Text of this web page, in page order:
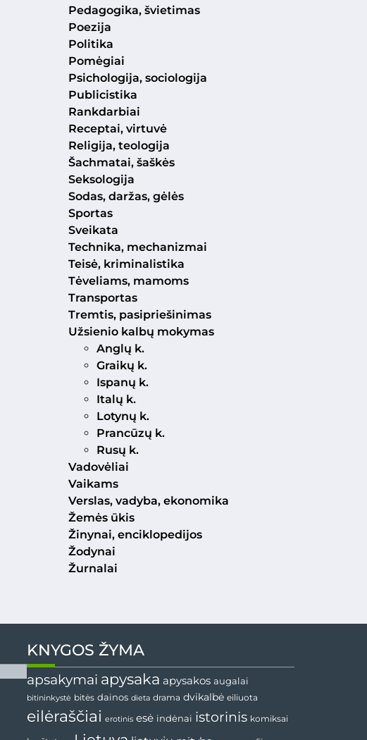
Pedagogika, švietimas
Poezija
Politika
Pomėgiai
Psichologija, sociologija
Publicistika
Rankdarbiai
Receptai, virtuvė
Religija, teologija
Šachmatai, šaškės
Seksologija
Sodas, daržas, gėlės
Sportas
Sveikata
Technika, mechanizmai
Teisė, kriminalistika
Tėveliams, mamoms
Transportas
Tremtis, pasipriešinimas
Užsienio kalbų mokymas
Anglų k.
Graikų k.
Ispanų k.
Italų k.
Lotynų k.
Prancūzų k.
Rusų k.
Vadovėliai
Vaikams
Verslas, vadyba, ekonomika
Žemės ūkis
Žinynai, enciklopedijos
Žodynai
Žurnalai
KNYGOS ŽYMA
apsakymai apysaka apysakos augalai
bitininkystė bitės dainos dieta drama dvikalbė eiliuota
eilėraščiai erotinis esė indėnai istorinis komiksai